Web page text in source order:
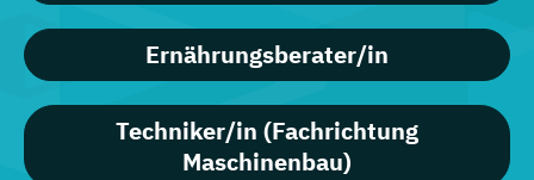
Ernährungsberater/in
Techniker/in (Fachrichtung
Maschinenbau)